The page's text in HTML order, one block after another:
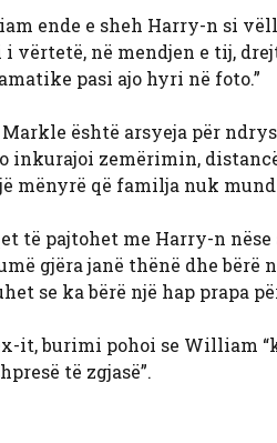
ende e sheh Harry-n si
në mendjen e tij,
pasi ajo hyri në foto.”
është arsyeja për
inkurajoi zemërimin,
mënyrë që familja nuk
të pajtohet me Harry-n
gjëra janë thënë dhe bërë
se ka bërë një hap prapa
it, burimi pohoi se William
të zgjasë”.